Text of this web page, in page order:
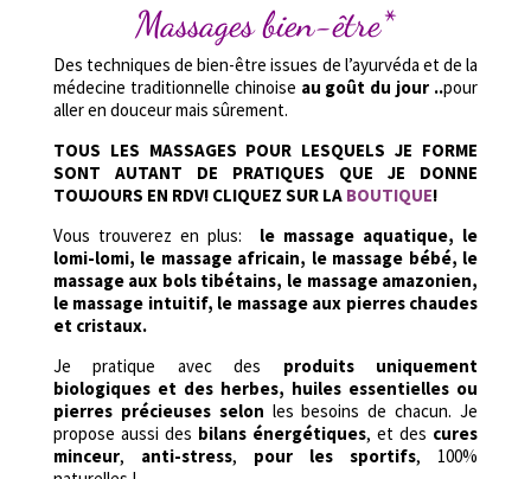
Massages bien-être*
Des techniques de bien­-être issues de l’ayurvéda et de la
médecine traditionnelle chinoise au goût du jour ..pour
aller en douceur mais sûrement.
TOUS LES MASSAGES POUR LESQUELS JE FORME
SONT AUTANT DE PRATIQUES QUE JE DONNE
TOUJOURS EN RDV! CLIQUEZ SUR LA BOUTIQUE!
Vous trouverez en plus: le massage aquatique, le
lomi-lomi, le massage africain, le massage bébé, le
massage aux bols tibétains, le massage amazonien,
le massage intuitif, le massage aux pierres chaudes
et cristaux.
Je pratique avec des produits uniquement
biologiques et des herbes, huiles essentielles ou
pierres précieuses selon les besoins de chacun. Je
propose aussi des bilans énergétiques, et des cures
minceur, anti-­stress, pour les sportifs, 100%